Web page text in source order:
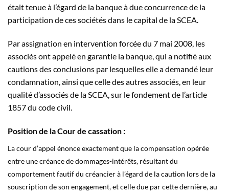
était tenue à l’égard de la banque à due concurrence de la
participation de ces sociétés dans le capital de la SCEA.
Par assignation en intervention forcée du 7 mai 2008, les
associés ont appelé en garantie la banque, qui a notifié aux
cautions des conclusions par lesquelles elle a demandé leur
condamnation, ainsi que celle des autres associés, en leur
qualité d’associés de la SCEA, sur le fondement de l’article
1857 du code civil.
Position de la Cour de cassation :
La cour d’appel énonce exactement que la compensation opérée
entre une créance de dommages-intérêts, résultant du
comportement fautif du créancier à l’égard de la caution lors de la
souscription de son engagement, et celle due par cette dernière, au